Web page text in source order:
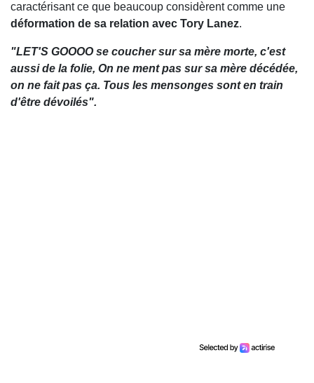
caractérisant ce que beaucoup considèrent comme une
déformation de sa relation avec Tory Lanez.
"LET'S GOOOO se coucher sur sa mère morte, c'est
aussi de la folie, On ne ment pas sur sa mère décédée,
on ne fait pas ça. Tous les mensonges sont en train
d'être dévoilés".